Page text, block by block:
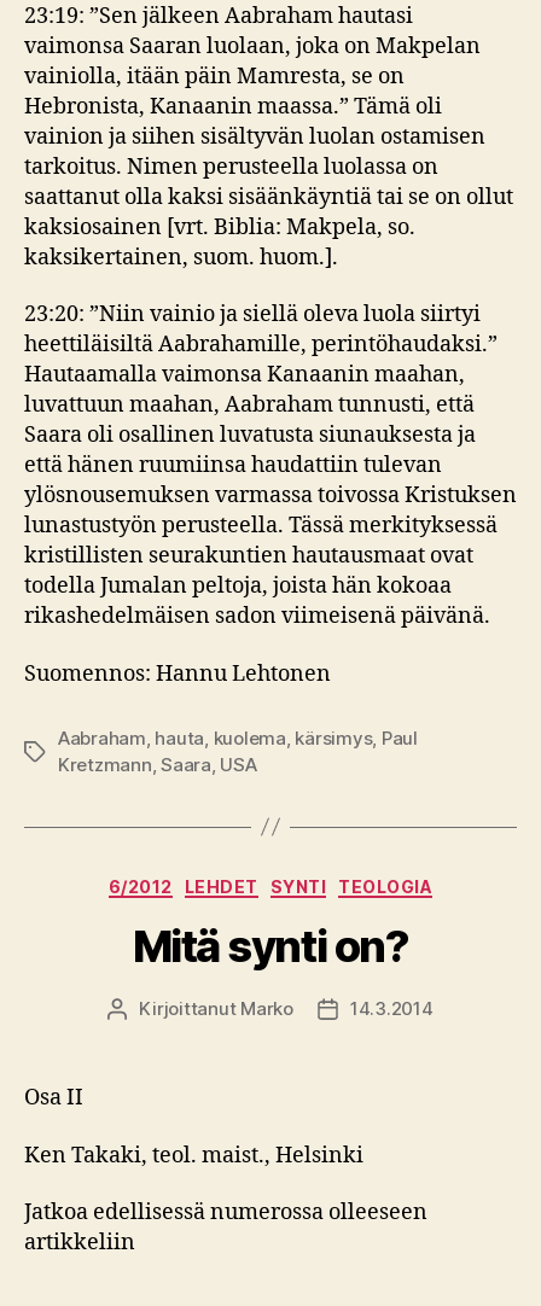
23:19: ”Sen jälkeen Aabraham hautasi
vaimonsa Saaran luolaan, joka on Makpelan
vainiolla, itään päin Mamresta, se on
Hebronista, Kanaanin maassa.” Tämä oli
vainion ja siihen sisältyvän luolan ostamisen
tarkoitus. Nimen perusteella luolassa on
saattanut olla kaksi sisäänkäyntiä tai se on ollut
kaksiosainen [vrt. Biblia: Makpela, so.
kaksikertainen, suom. huom.].
23:20: ”Niin vainio ja siellä oleva luola siirtyi
heettiläisiltä Aabrahamille, perintöhaudaksi.”
Hautaamalla vaimonsa Kanaanin maahan,
luvattuun maahan, Aabraham tunnusti, että
Saara oli osallinen luvatusta siunauksesta ja
että hänen ruumiinsa haudattiin tulevan
ylösnousemuksen varmassa toivossa Kristuksen
lunastustyön perusteella. Tässä merkityksessä
kristillisten seurakuntien hautausmaat ovat
todella Jumalan peltoja, joista hän kokoaa
rikashedelmäisen sadon viimeisenä päivänä.
Suomennos: Hannu Lehtonen
Avainsanat
Aabraham hauta kuolema kärsimys, Paul
Kretzmann ,Saara USA
Kategoriat
6/2012 LEHDET SYNTI TEOLOGIA
Mitä synti on?
Kirjoittaja
Kirjoittanut Marko Julkaisupäivämäärä
14.3.2014
Osa II
Ken Takaki, teol. maist., Helsinki
Jatkoa edellisessä numerossa olleeseen
artikkeliin